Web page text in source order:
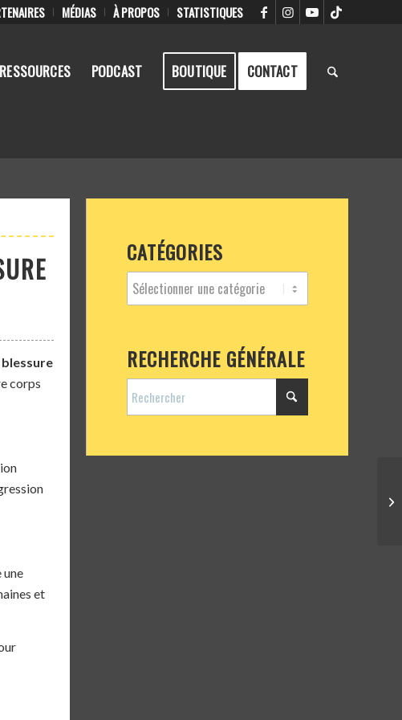
MÉDIAS À PROPOS STATISTIQUES
RESSOURCES PODCAST BOUTIQUE CONTACT
corps
une
et
CATÉGORIES
RECHERCHE GÉNÉRALE